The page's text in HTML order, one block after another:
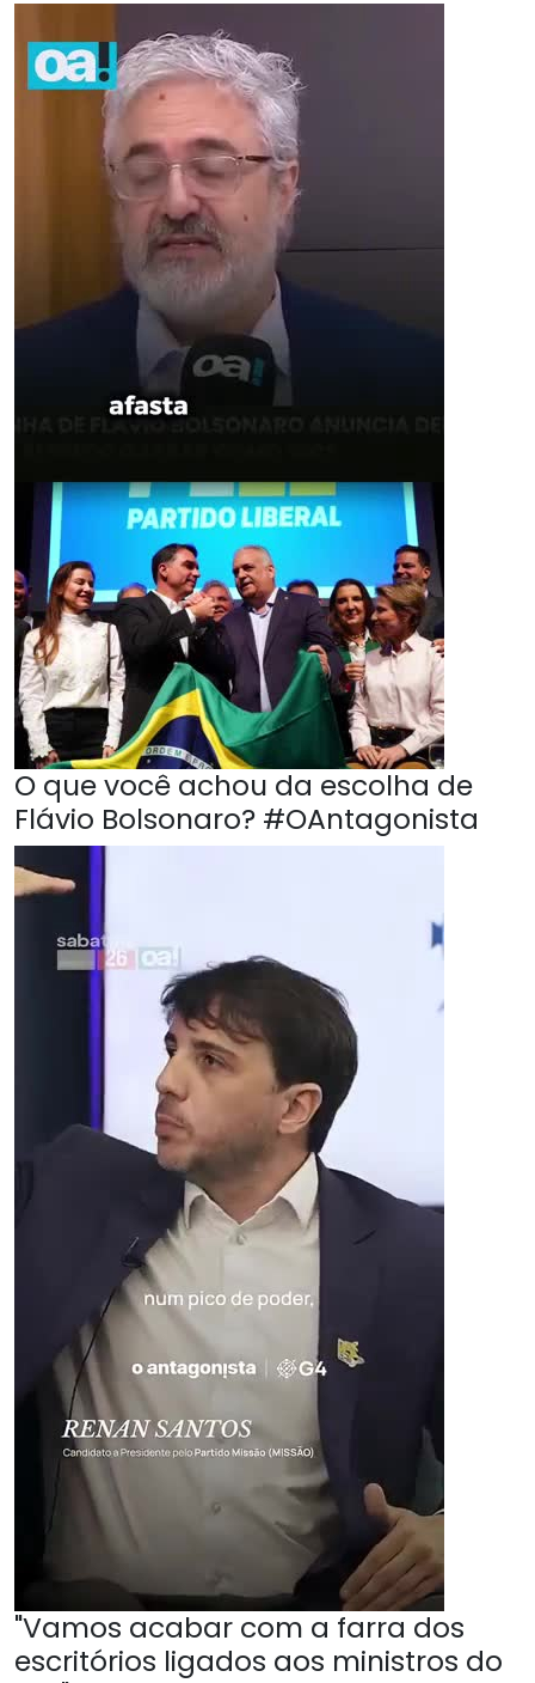
O que você achou da escolha de
Flávio Bolsonaro? #OAntagonista
"Vamos acabar com a farra dos
escritórios ligados aos ministros do